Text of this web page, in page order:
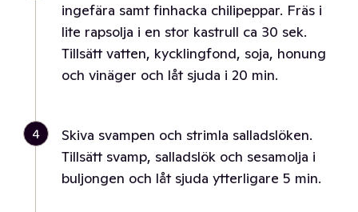
ingefära samt finhacka chilipeppar. Fräs i
lite rapsolja i en stor kastrull ca 30 sek.
Tillsätt vatten, kycklingfond, soja, honung
och vinäger och låt sjuda i 20 min.
4
Skiva svampen och strimla salladslöken.
Tillsätt svamp, salladslök och sesamolja i
buljongen och låt sjuda ytterligare 5 min.